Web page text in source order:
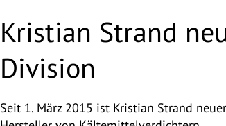
Kristian Strand
Division
Seit 1. März 2015 ist Kristian Strand